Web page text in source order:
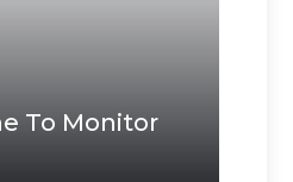
To Monitor